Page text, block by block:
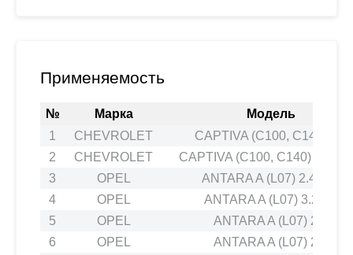
Применяемость
№ Марка
Модель
1
CHEVROLET
CAPTIVA (C100, C140) 2.4
2
CHEVROLET
CAPTIVA (C100, C140) 3.2
3
OPEL
ANTARA A (L07) 2.4 4x4
4
OPEL
ANTARA A (L07) 3.2 V6
5
OPEL
ANTARA A (L07) 2.4
6
OPEL
ANTARA A (L07) 2.4